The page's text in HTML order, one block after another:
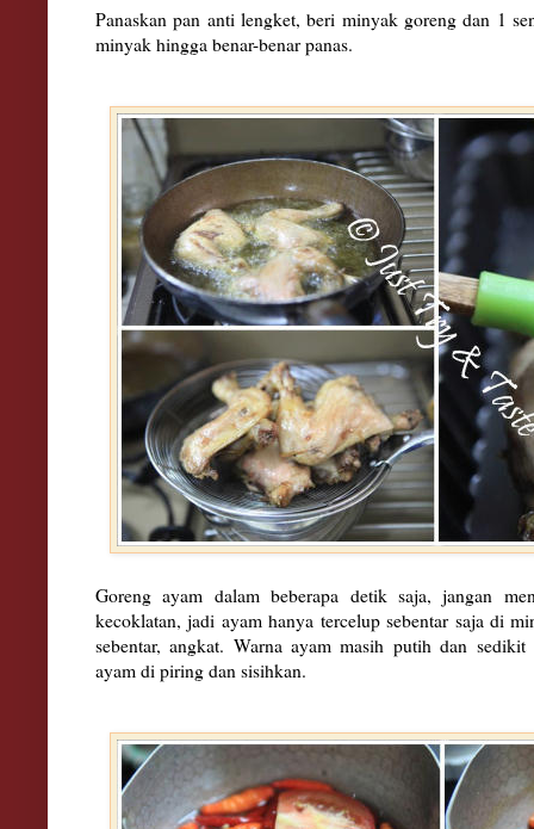
Panaskan pan anti lengket, beri minyak goreng dan 1
minyak hingga benar-benar panas.
Goreng ayam dalam beberapa detik saja, jangan
kecoklatan, jadi ayam hanya tercelup sebentar saja di
sebentar, angkat. Warna ayam masih putih dan sedikit
ayam di piring dan sisihkan.